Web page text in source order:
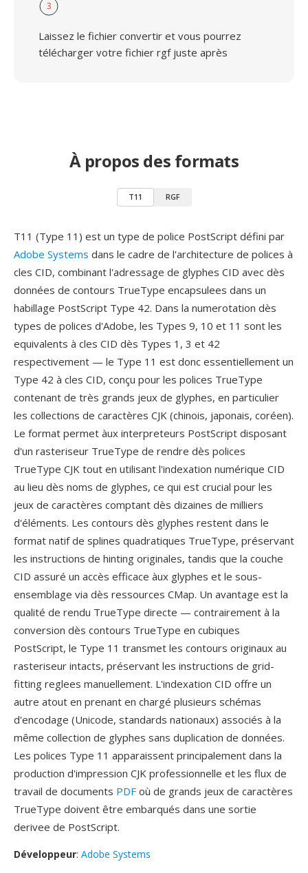
3
Laissez le fichier convertir et vous pourrez
télécharger votre fichier rgf juste après
À propos des formats
T11 RGF
T11 (Type 11) est un type de police PostScript défini par
Adobe Systems dans le cadre de l'architecture de polices à
cles CID, combinant l'adressage de glyphes CID avec dès
données de contours TrueType encapsulees dans un
habillage PostScript Type 42. Dans la numerotation dès
types de polices d'Adobe, les Types 9, 10 et 11 sont les
equivalents à cles CID dès Types 1, 3 et 42
respectivement — le Type 11 est donc essentiellement un
Type 42 à cles CID, conçu pour les polices TrueType
contenant de très grands jeux de glyphes, en particulier
les collections de caractères CJK (chinois, japonais, coréen).
Le format permet àux interpreteurs PostScript disposant
d'un rasteriseur TrueType de rendre dès polices
TrueType CJK tout en utilisant l'indexation numérique CID
au lieu dès noms de glyphes, ce qui est crucial pour les
jeux de caractères comptant dès dizaines de milliers
d'éléments. Les contours dès glyphes restent dans le
format natif de splines quadratiques TrueType, préservant
les instructions de hinting originales, tandis que la couche
CID assuré un accès efficace àux glyphes et le sous-
ensemblage via dès ressources CMap. Un avantage est la
qualité de rendu TrueType directe — contrairement à la
conversion dès contours TrueType en cubiques
PostScript, le Type 11 transmet les contours originaux au
rasteriseur intacts, préservant les instructions de grid-
fitting reglees manuellement. L'indexation CID offre un
autre atout en prenant en chargé plusieurs schémas
d'encodage (Unicode, standards nationaux) associés à la
même collection de glyphes sans duplication de données.
Les polices Type 11 apparaissent principalement dans la
production d'impression CJK professionnelle et les flux de
travail de documents PDF où de grands jeux de caractères
TrueType doivent être embarqués dans une sortie
derivee de PostScript.
Développeur: Adobe Systems